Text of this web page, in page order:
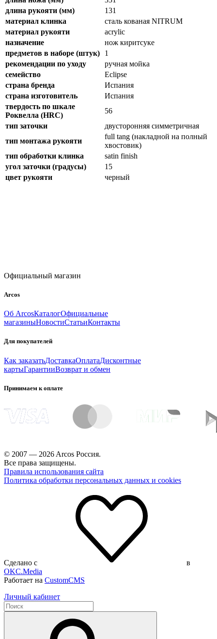
длина рукояти (мм)
131
материал клинка
сталь кованая NITRUM
материал рукояти
acrylic
назначение
нож киритсуке
предметов в наборе (штук)
1
рекомендации по уходу
ручная мойка
семейство
Eclipse
страна бренда
Испания
страна изготовитель
Испания
твердость по шкале
Роквелла (HRC)
56
тип заточки
двусторонняя симметричная
тип монтажа рукояти
full tang (накладной на полный
хвостовик)
тип обработки клинка
satin finish
угол заточки (градусы)
15
цвет рукояти
черный
Официальный магазин
Arcos
Об ArcosКаталогОфициальные
магазиныНовостиСтатьиКонтакты
Для покупателей
Как заказатьДоставкаОплатаДисконтные
картыГарантииВозврат и обмен
Принимаем к оплате
© 2007 — 2026 Arcos Россия.
Все права защищены.
Правила использования сайта
Политика обработки персональных данных и cookies
Сделано с
в
OKC.Media
Работает на CustomCMS
Личный кабинет